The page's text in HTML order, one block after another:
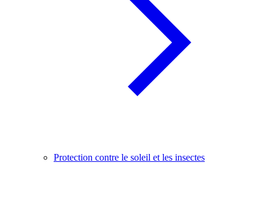
Protection contre le soleil et les insectes